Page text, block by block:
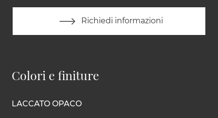
Richiedi informazioni
Colori e finiture
LACCATO OPACO